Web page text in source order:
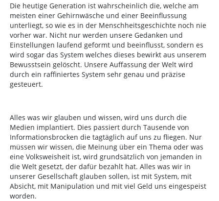
Die heutige Generation ist wahrscheinlich die, welche am
meisten einer Gehirnwäsche und einer Beeinflussung
unterliegt, so wie es in der Menschheitsgeschichte noch nie
vorher war. Nicht nur werden unsere Gedanken und
Einstellungen laufend geformt und beeinflusst, sondern es
wird sogar das System welches dieses bewirkt aus unserem
Bewusstsein gelöscht. Unsere Auffassung der Welt wird
durch ein raffiniertes System sehr genau und präzise
gesteuert.
Alles was wir glauben und wissen, wird uns durch die
Medien implantiert. Dies passiert durch Tausende von
Informationsbrocken die tagtäglich auf uns zu fliegen. Nur
müssen wir wissen, die Meinung über ein Thema oder was
eine Volksweisheit ist, wird grundsätzlich von jemanden in
die Welt gesetzt, der dafür bezahlt hat. Alles was wir in
unserer Gesellschaft glauben sollen, ist mit System, mit
Absicht, mit Manipulation und mit viel Geld uns eingespeist
worden.